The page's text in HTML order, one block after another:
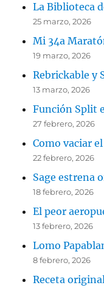
La Biblioteca
25 marzo, 2026
Mi 34a
19 marzo, 2026
Rebrickable y
13 marzo, 2026
Función Split
27 febrero, 2026
Como vaciar
22 febrero, 2026
Sage estrena
18 febrero, 2026
El peor
13 febrero, 2026
Lomo
8 febrero, 2026
Receta